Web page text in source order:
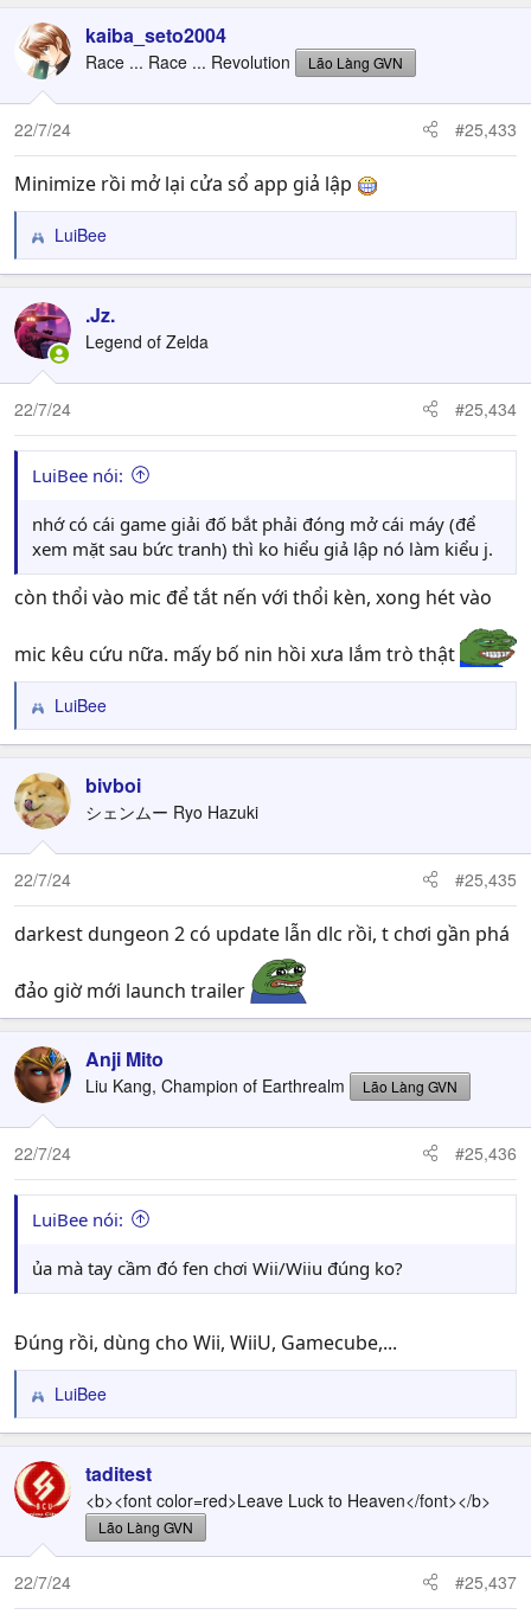
kaiba_seto2004
Race ... Race ... Revolution Lão Làng GVN
22/7/24 #25,433
Minimize rồi mở lại cửa sổ app giả lập
R
e
c
t
i
o
n
s
:
LuiBee
.Jz.
Legend of Zelda
22/7/24 #25,434
LuiBee nói:
nhớ có cái game giải đố bắt phải đóng mở cái máy (để
xem mặt sau bức tranh) thì ko hiểu giả lập nó làm kiểu j.
còn thổi vào mic để tắt nến với thổi kèn, xong hét vào
mic kêu cứu nữa. mấy bố nin hồi xưa lắm trò thật
R
e
c
t
i
o
n
s
LuiBee
bivboi
シェンムー Ryo Hazuki
22/7/24 #25,435
darkest dungeon 2 có update lẫn dlc rồi, t chơi gần phá
đảo giờ mới launch trailer
Anji Mito
Liu Kang, Champion of Earthrealm Lão Làng GVN
22/7/24 #25,436
LuiBee nói:
ủa mà tay cầm đó fen chơi Wii/Wiiu đúng ko?
Đúng rồi, dùng cho Wii, WiiU, Gamecube,...
R
e
c
t
i
n
s
:
LuiBee
taditest
<b><font color=red>Leave Luck to Heaven</font></b>
Lão Làng GVN
22/7/24 #25,437